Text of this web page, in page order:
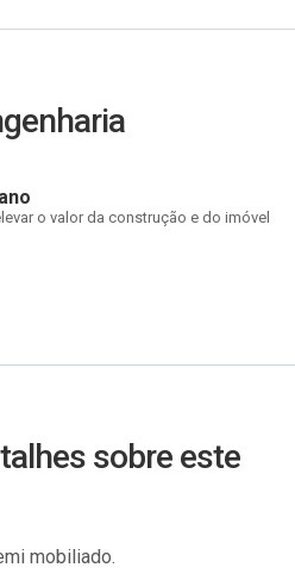
o valor da construção e do imóvel
sobre este
mobiliado.